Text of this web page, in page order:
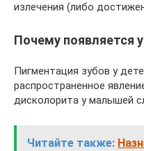
излечения (либо
Почему появляется
Пигментация зубов у
распространенное
дисколорита у малышей
Читайте также: